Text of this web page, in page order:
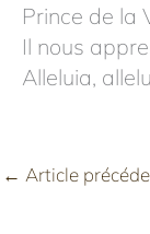
Prince de la
Il nous
Alleluia,
← Article